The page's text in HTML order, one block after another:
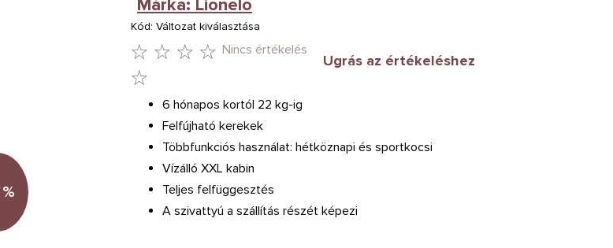
%
TERMÉK
ÁTLAGOS
ÉRTÉKELÉSE
5-
BŐL
Nincs értékelés
Ugrás az értékeléshez
Kód: Változat kiválasztása
Márka: Lionelo
6 hónapos kortól 22 kg-ig
Felfújható kerekek
Többfunkciós használat: hétköznapi és sportkocsi
Vízálló XXL kabin
Teljes felfüggesztés
A szivattyú a szállítás részét képezi